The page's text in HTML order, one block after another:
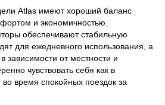
Atlas имеют хороший баланс
и экономичностью.
обеспечивают стабильную
для ежедневного использования, а
зависимости от местности и
чувствовать себя как в
во время спокойных поездок за